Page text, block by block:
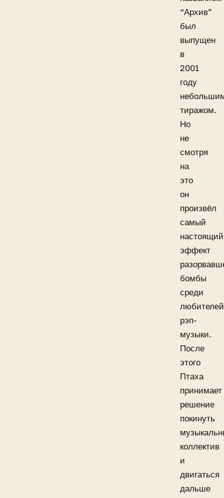
“Архив”
был
выпущен
в
2001
году
тиражом.
Но
не
смотря
на
это
он
произвёл
самый
настоящий
эффект
бомбы
среди
любителей
рэп-
музыки.
После
этого
Птаха
принимает
решение
покинуть
коллектив
и
двигаться
дальше